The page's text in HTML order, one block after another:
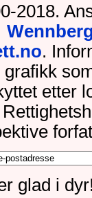
2018.
.
etter
glad i